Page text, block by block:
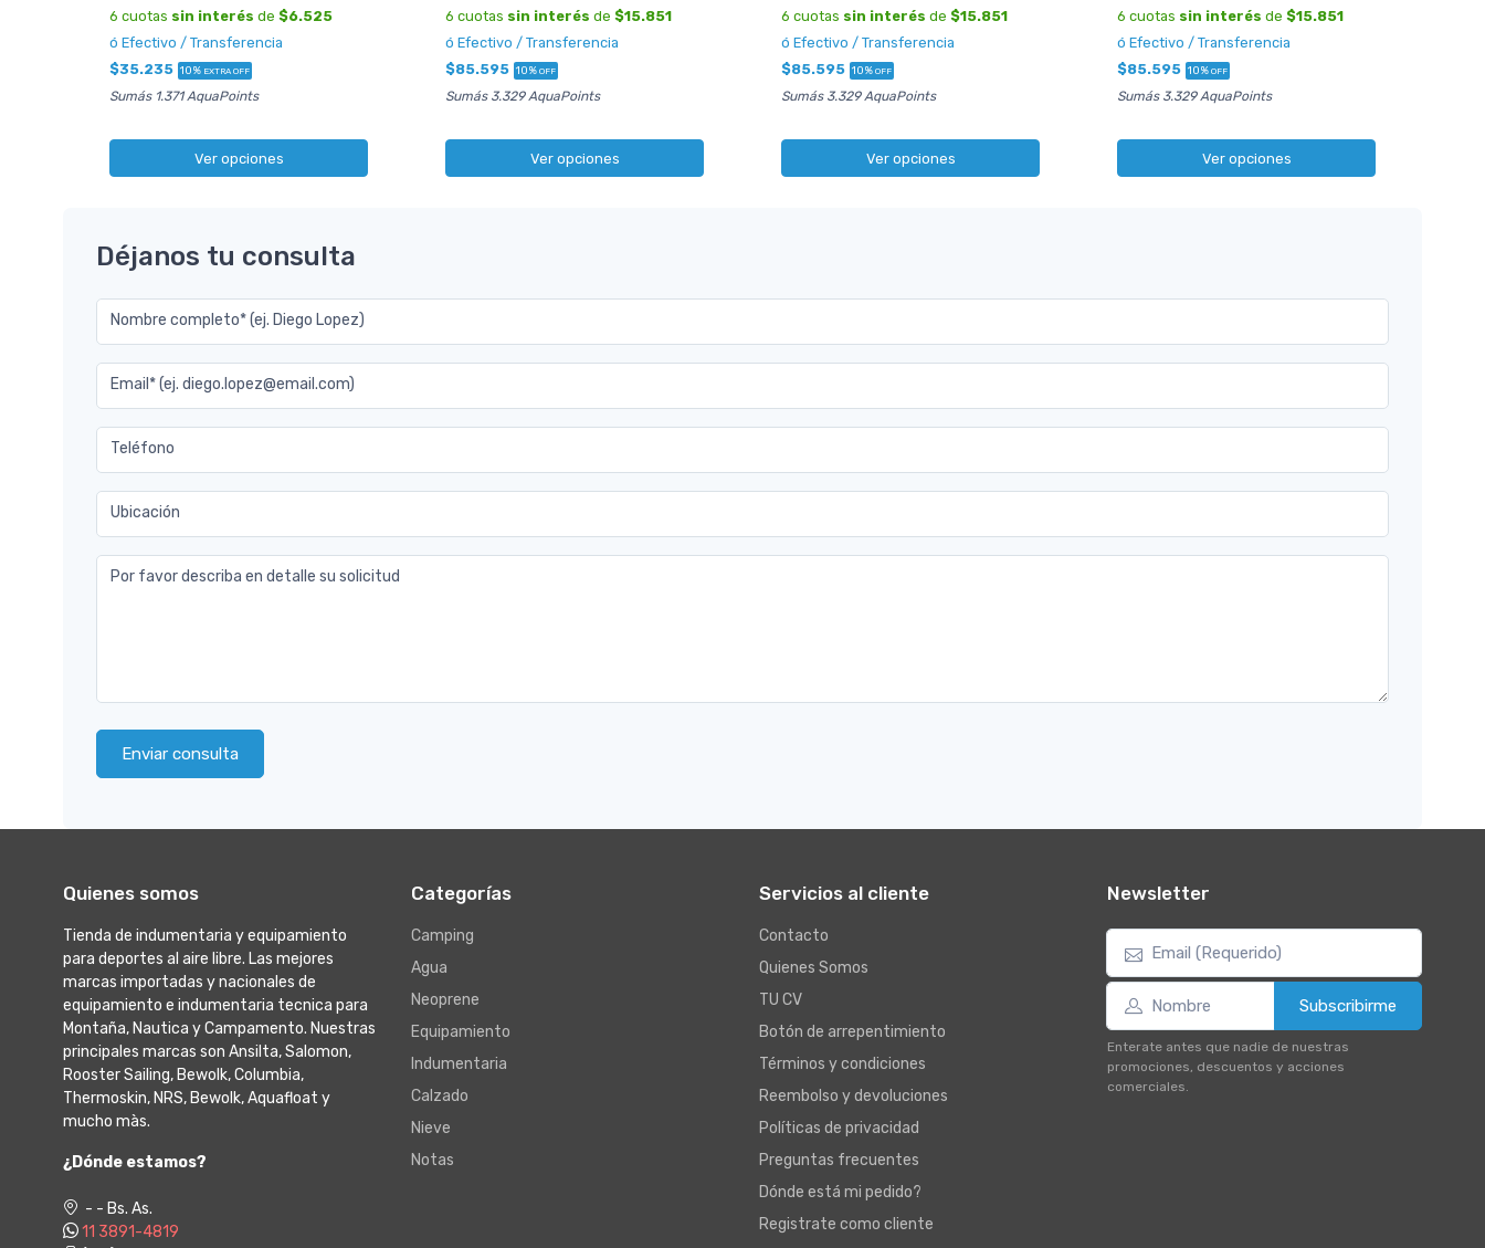
6 cuotas sin interés de $6.525
ó Efectivo / Transferencia
$35.235 10% EXTRA OFF
Sumás 1.371 AquaPoints
Ver opciones
6 cuotas sin interés de $15.851
ó Efectivo / Transferencia
$85.595 10% OFF
Sumás 3.329 AquaPoints
Ver opciones
6 cuotas sin interés de $15.851
ó Efectivo / Transferencia
$85.595 10% OFF
Sumás 3.329 AquaPoints
Ver opciones
6 cuotas sin interés de $15.851
ó Efectivo / Transferencia
$85.595 10% OFF
Sumás 3.329 AquaPoints
Ver opciones
Déjanos tu consulta
Nombre completo* (ej. Diego Lopez)
Email* (ej. diego.lopez@email.com)
Teléfono
Ubicación
Por favor describa en detalle su solicitud
Enviar consulta
Quienes somos
Tienda de indumentaria y equipamiento
para deportes al aire libre. Las mejores
marcas importadas y nacionales de
equipamiento e indumentaria tecnica para
Montaña, Nautica y Campamento. Nuestras
principales marcas son Ansilta, Salomon,
Rooster Sailing, Bewolk, Columbia,
Thermoskin, NRS, Bewolk, Aquafloat y
mucho màs.
¿Dónde estamos?
- - Bs. As.
11 3891-4819
Categorías
Camping
Agua
Neoprene
Equipamiento
Indumentaria
Calzado
Nieve
Notas
Servicios al cliente
Contacto
Quienes Somos
TU CV
Botón de arrepentimiento
Términos y condiciones
Reembolso y devoluciones
Políticas de privacidad
Preguntas frecuentes
Dónde está mi pedido?
Registrate como cliente
Newsletter
Subscribirme
Enterate antes que nadie de nuestras
promociones, descuentos y acciones
comerciales.